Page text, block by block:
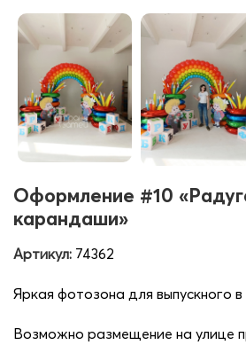
Оформление #10
карандаши»
Артикул: 74362
Яркая фотозона для выпускного
Возможно размещение на улице